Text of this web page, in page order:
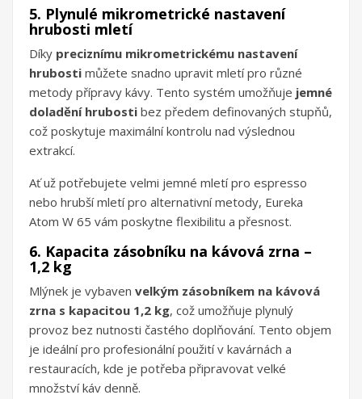
5. Plynulé mikrometrické nastavení
hrubosti mletí
Díky preciznímu mikrometrickému nastavení
hrubosti můžete snadno upravit mletí pro různé
metody přípravy kávy. Tento systém umožňuje jemné
doladění hrubosti bez předem definovaných stupňů,
což poskytuje maximální kontrolu nad výslednou
extrakcí.
Ať už potřebujete velmi jemné mletí pro espresso
nebo hrubší mletí pro alternativní metody, Eureka
Atom W 65 vám poskytne flexibilitu a přesnost.
6. Kapacita zásobníku na kávová zrna –
1,2 kg
Mlýnek je vybaven velkým zásobníkem na kávová
zrna s kapacitou 1,2 kg, což umožňuje plynulý
provoz bez nutnosti častého doplňování. Tento objem
je ideální pro profesionální použití v kavárnách a
restauracích, kde je potřeba připravovat velké
množství káv denně.